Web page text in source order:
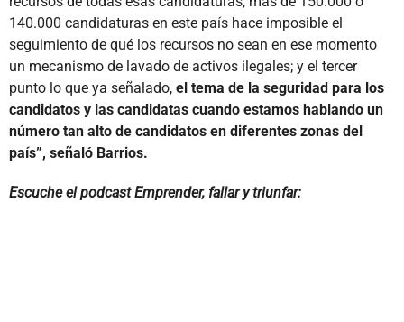
140.000 candidaturas en este país hace imposible el
seguimiento de qué los recursos no sean en ese momento
un mecanismo de lavado de activos ilegales; y el tercer
punto lo que ya señalado, el tema de la seguridad para los
candidatos y las candidatas cuando estamos hablando un
número tan alto de candidatos en diferentes zonas del
país”, señaló Barrios.
Escuche el podcast Emprender, fallar y triunfar: